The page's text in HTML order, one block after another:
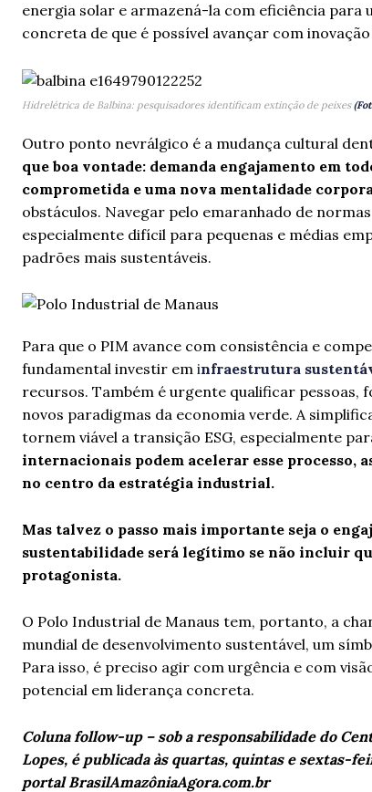
energia solar e armazená-la com eficiência para
concreta de que é possível avançar com
Hidrelétrica de Balbina: pesquisadores identificam extinção de peixes
Outro ponto nevrálgico é a mudança cultural
que boa vontade: demanda engajamento em
comprometida e uma nova mentalidade
obstáculos. Navegar pelo emaranhado de
especialmente difícil para pequenas e médias
padrões mais sustentáveis.
Para que o PIM avance com consistência e
fundamental investir em infraestrutura
recursos. Também é urgente qualificar
novos paradigmas da economia verde. A
tornem viável a transição ESG, especialmente
internacionais podem acelerar esse processo,
no centro da estratégia industrial.
Mas talvez o passo mais importante seja o
sustentabilidade será legítimo se não incluir
protagonista.
O Polo Industrial de Manaus tem, portanto, a
mundial de desenvolvimento sustentável, um
Para isso, é preciso agir com urgência e com
potencial em liderança concreta.
Coluna follow-up – sob a responsabilidade do
Lopes, é publicada às quartas, quintas e sextas-
portal BrasilAmazôniaAgora.com.br